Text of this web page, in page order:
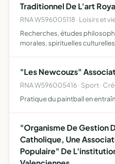
Traditionnel De L'art
RNA W596005118 · Loisirs et
Recherches, études
morales, spirituelles
"Les Newcouzs"
RNA W596005416 · Sport ·
Pratique du paintball en
"Organisme De Gestion
Catholique, Une
Populaire" De